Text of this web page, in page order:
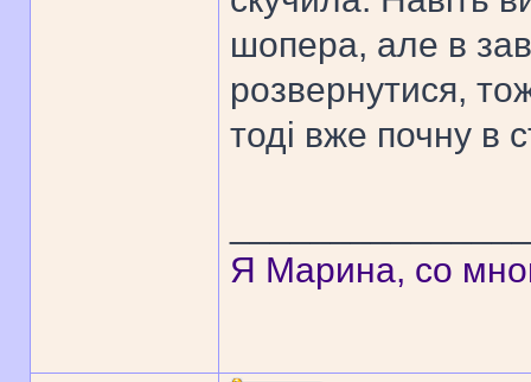
шопера, але в
розвернутися,
тоді вже почну в
Я Марина, со